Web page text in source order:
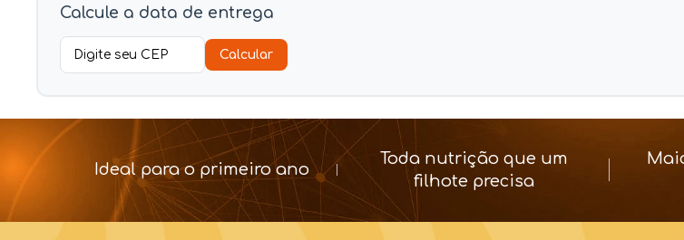
Calcule a data de entrega
Calcular
Ideal para o primeiro ano
Toda nutrição que um
filhote precisa